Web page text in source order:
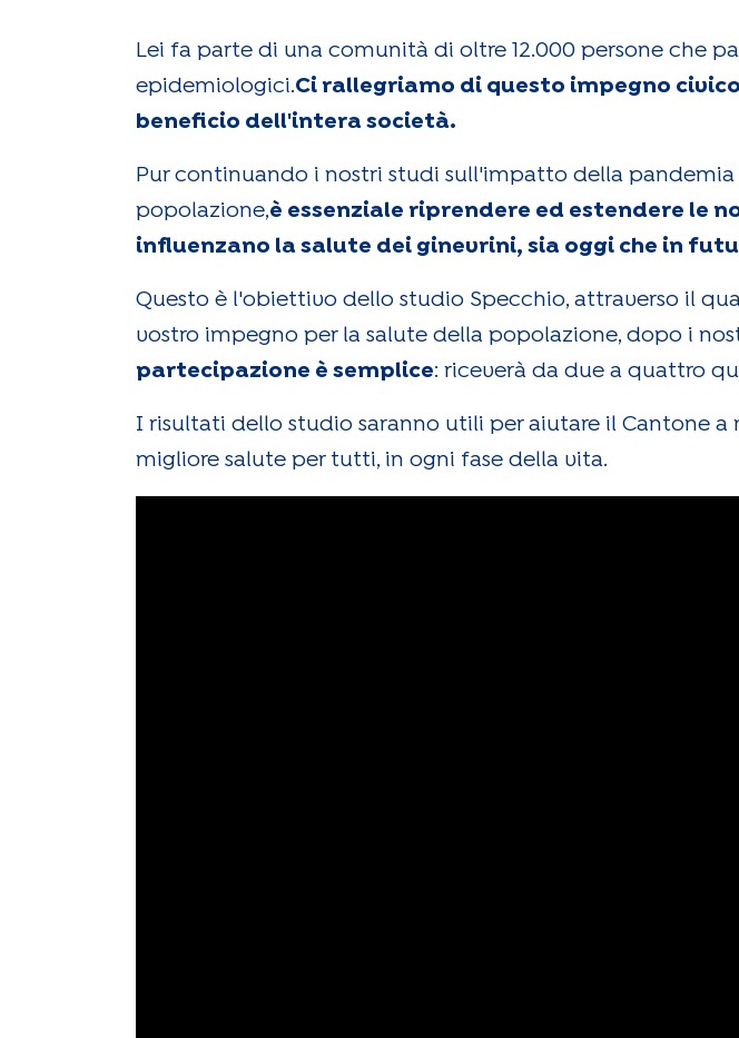
Lei fa parte di una comunità di oltre 12.000 persone che
epidemiologici.Ci rallegriamo di questo impegno
beneficio dell'intera società.
Pur continuando i nostri studi sull'impatto della pandemia
popolazione,è essenziale riprendere ed estendere le
influenzano la salute dei ginevrini, sia oggi che in
Questo è l'obiettivo dello studio Specchio, attraverso il
vostro impegno per la salute della popolazione, dopo i
partecipazione è semplice: riceverà da due a quattro
I risultati dello studio saranno utili per aiutare il Cantone
migliore salute per tutti, in ogni fase della vita.